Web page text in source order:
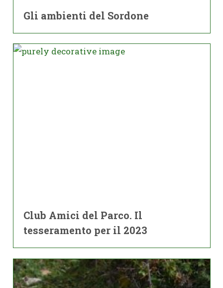
Gli ambienti del Sordone
Club Amici del Parco. Il
tesseramento per il 2023